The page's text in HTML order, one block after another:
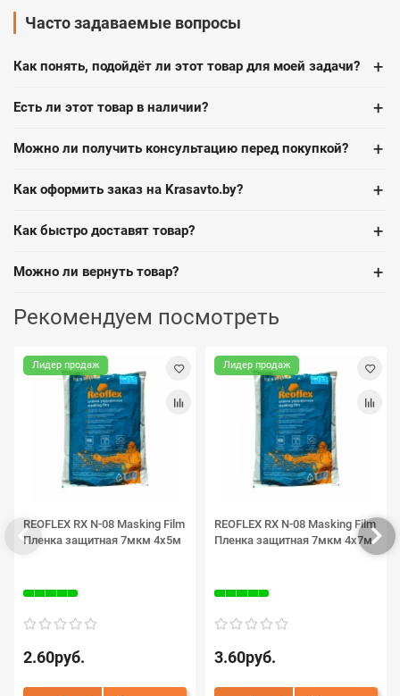
Часто задаваемые вопросы
Как понять, подойдёт ли этот товар для моей задачи? +
Есть ли этот товар в наличии? +
Можно ли получить консультацию перед покупкой? +
Как оформить заказ на Krasavto.by? +
Как быстро доставят товар? +
Можно ли вернуть товар? +
Рекомендуем посмотреть
Лидер продаж
REOFLEX RX N-08 Masking Film
Пленка защитная 7мкм 4х5м
2.60руб.
Лидер продаж
REOFLEX RX N-08 Masking Film
Пленка защитная 7мкм 4х7м
3.60руб.